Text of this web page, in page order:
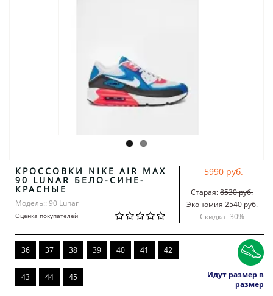
КРОССОВКИ NIKE AIR MAX
90 LUNAR БЕЛО-СИНЕ-
КРАСНЫЕ
Модель:: 90 Lunar
Оценка покупателей
5990 руб.
Старая:8530 руб.
Экономия 2540 руб.
Скидка -30%
36 37 38 39 40 41 42
43 44 45
Идут размер в
размер